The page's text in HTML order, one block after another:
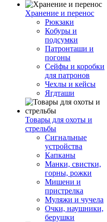
Хранение и перенос
Рюкзаки
Кобуры и
подсумки
Патронташи и
погоны
Сейфы и коробки
для патронов
Чехлы и кейсы
Ягдташи
Товары для охоты и
стрельбы
Сигнальные
устройства
Капканы
Манки, свистки,
горны, рожки
Мишени и
пристрелка
Муляжи и чучела
Очки, наушники,
берушки